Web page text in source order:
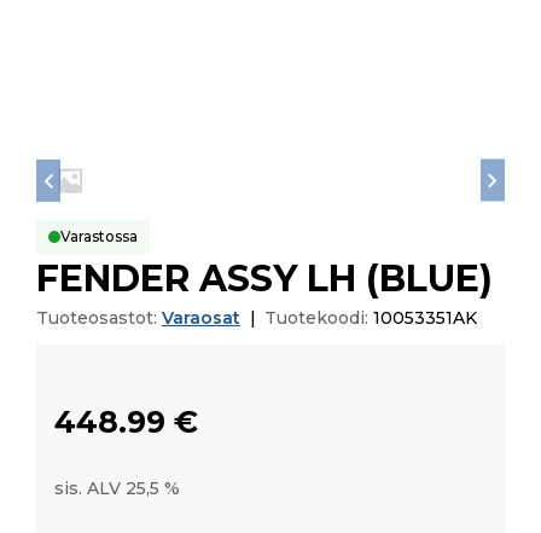
Varastossa
FENDER ASSY LH (BLUE)
Tuoteosastot: Varaosat Tuotekoodi: 10053351AK
448.99 €
sis. ALV 25,5 %